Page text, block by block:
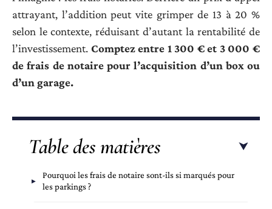
attrayant, l’addition peut vite grimper de 13 à 20 %
selon le contexte, réduisant d’autant la rentabilité de
l’investissement. Comptez entre 1 300 € et 3 000 €
de frais de notaire pour l’acquisition d’un box ou
d’un garage.
Table des matières
Pourquoi les frais de notaire sont-ils si marqués pour
les parkings ?